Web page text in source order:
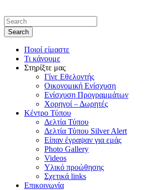
Ποιοί είμαστε
Τι κάνουμε
Στηρίξτε μας
Γίνε Εθελοντής
Οικονομική Ενίσχυση
Ενίσχυση Προγραμμάτων
Χορηγοί – Δωρητές
Κέντρο Τύπου
Δελτία Τύπου
Δελτία Τύπου Silver Alert
Είπαν έγραψαν για εμάς
Photo Gallery
Videos
Υλικό προώθησης
Σχετικά links
Επικοινωνία